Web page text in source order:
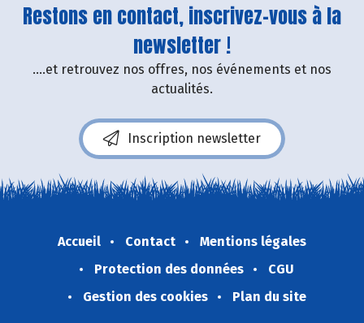
Restons en contact, inscrivez-vous à la
newsletter !
....et retrouvez nos offres, nos événements et nos
actualités.
Inscription newsletter
Accueil Contact
Mentions légales
Protection des données
CGU
Gestion des cookies
Plan du site